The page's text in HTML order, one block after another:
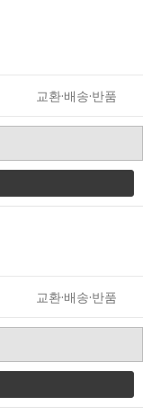
교환·배송·반품
교환·배송·반품